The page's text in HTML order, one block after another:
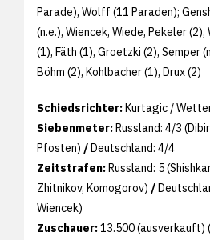
Parade), Wolff (11 Paraden);
(n.e.), Wiencek, Wiede, Pekeler
(1), Fäth (1), Groetzki (2), Semper
Böhm (2), Kohlbacher (1), Drux (2)
Schiedsrichter:Kurtagic /
Siebenmeter:Russland: 4/3
Pfosten) /Deutschland: 4/4
Zeitstrafen:Russland: 5
Zhitnikov, Komogorov) /
Wiencek)
Zuschauer:13.500 (ausverkauft)